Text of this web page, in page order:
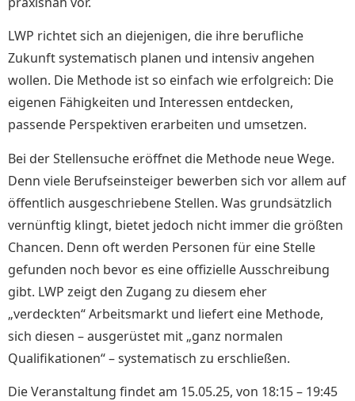
LWP richtet sich an diejenigen, die ihre berufliche
Zukunft systematisch planen und intensiv angehen
wollen. Die Methode ist so einfach wie erfolgreich: Die
eigenen Fähigkeiten und Interessen entdecken,
passende Perspektiven erarbeiten und umsetzen.
Bei der Stellensuche eröffnet die Methode neue Wege.
Denn viele Berufseinsteiger bewerben sich vor allem auf
öffentlich ausgeschriebene Stellen. Was grundsätzlich
vernünftig klingt, bietet jedoch nicht immer die größten
Chancen. Denn oft werden Personen für eine Stelle
gefunden noch bevor es eine offizielle Ausschreibung
gibt. LWP zeigt den Zugang zu diesem eher
„verdeckten“ Arbeitsmarkt und liefert eine Methode,
sich diesen – ausgerüstet mit „ganz normalen
Qualifikationen“ – systematisch zu erschließen.
Die Veranstaltung findet am 15.05.25, von 18:15 – 19:45